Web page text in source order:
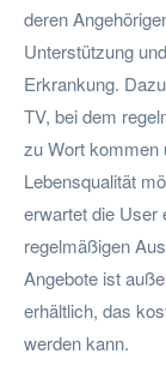
deren
Unterstützung
Erkrankung.
TV, bei dem
zu Wort kommen
Lebensqualität
erwartet die User
regelmäßigen
Angebote ist
erhältlich, das
werden kann.